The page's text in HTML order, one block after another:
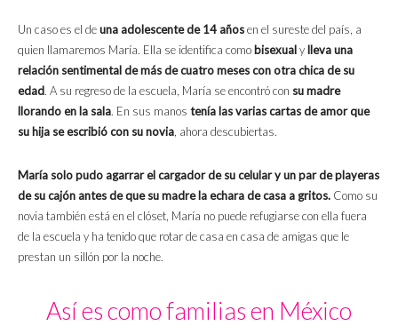
Un caso es el deuna adolescente de 14 añosen el sureste del país, a
quien llamaremos María. Ella se identifica como bisexualy lleva una
relación sentimental de más de cuatro meses con otra chica de su
edad. A su regreso de la escuela, María se encontró con su madre
llorando en la sala. En sus manos tenía las varias cartas de amor que
su hija se escribió con su novia , ahora descubiertas.
María solo pudo agarrar el cargador de su celular y un par de playeras
de su cajón antes de que su madre la echara de casa a gritos. Como su
novia también está en el clóset, María no puede refugiarse con ella fuera
de la escuela y ha tenido que rotar de casa en casa de amigas que le
prestan un sillón por la noche.
Así es como familias en México